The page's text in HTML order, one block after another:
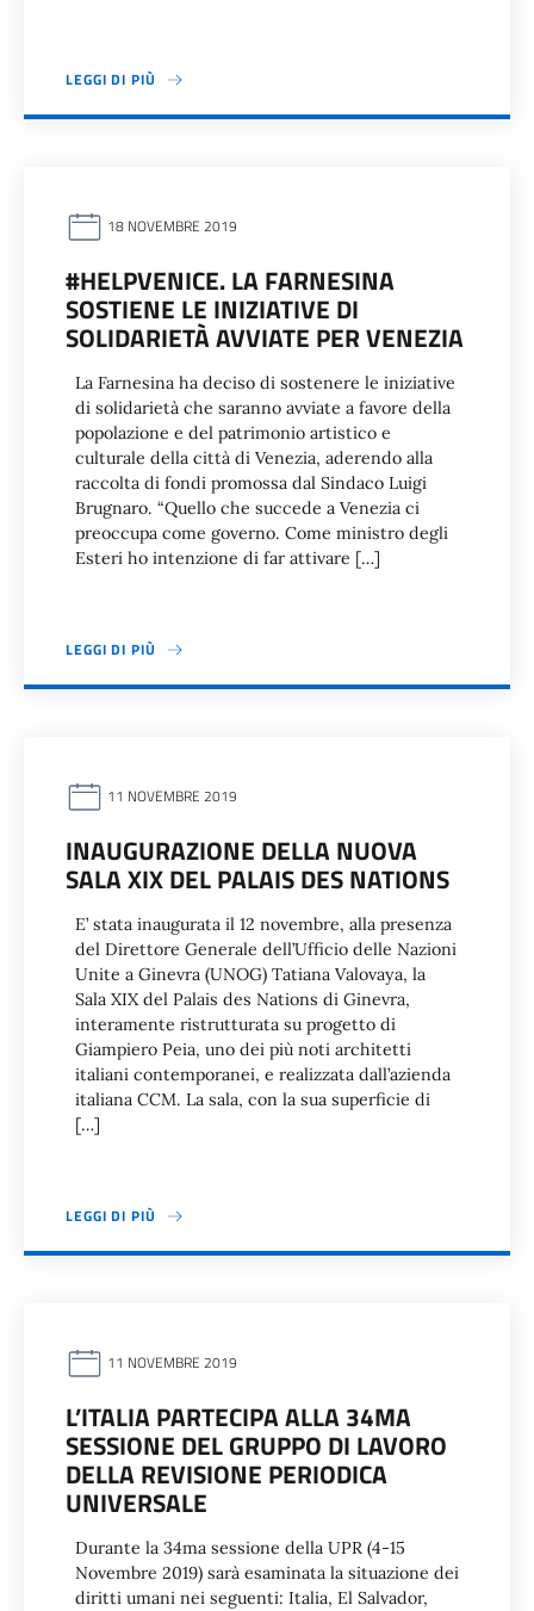
LEGGI DI PIÙ
18 NOVEMBRE 2019
#HELPVENICE. LA FARNESINA
SOSTIENE LE INIZIATIVE DI
SOLIDARIETÀ AVVIATE PER VENEZIA
La Farnesina ha deciso di sostenere le iniziative
di solidarietà che saranno avviate a favore della
popolazione e del patrimonio artistico e
culturale della città di Venezia, aderendo alla
raccolta di fondi promossa dal Sindaco Luigi
Brugnaro. “Quello che succede a Venezia ci
preoccupa come governo. Come ministro degli
Esteri ho intenzione di far attivare […]
LEGGI DI PIÙ
11 NOVEMBRE 2019
INAUGURAZIONE DELLA NUOVA
SALA XIX DEL PALAIS DES NATIONS
E’ stata inaugurata il 12 novembre, alla presenza
del Direttore Generale dell’Ufficio delle Nazioni
Unite a Ginevra (UNOG) Tatiana Valovaya, la
Sala XIX del Palais des Nations di Ginevra,
interamente ristrutturata su progetto di
Giampiero Peia, uno dei più noti architetti
italiani contemporanei, e realizzata dall’azienda
italiana CCM. La sala, con la sua superficie di
[…]
LEGGI DI PIÙ
11 NOVEMBRE 2019
L’ITALIA PARTECIPA ALLA 34MA
SESSIONE DEL GRUPPO DI LAVORO
DELLA REVISIONE PERIODICA
UNIVERSALE
Durante la 34ma sessione della UPR (4-15
Novembre 2019) sarà esaminata la situazione dei
diritti umani nei seguenti: Italia, El Salvador,